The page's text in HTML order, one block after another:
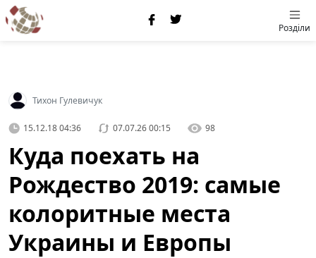
Розділи
Тихон Гулевичук
15.12.18 04:36 07.07.26 00:15 98
Куда поехать на
Рождество 2019: самые
колоритные места
Украины и Европы